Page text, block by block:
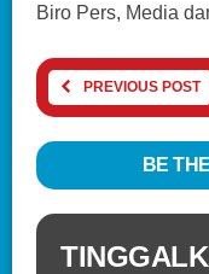
Biro Pers, Media
PREVIOUS POST
BE